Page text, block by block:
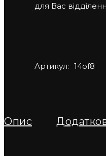
для Вас
Артикул: 14of8
Опис